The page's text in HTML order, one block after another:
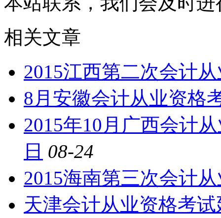
相关文章
2015江西第二次会计
8月安徽会计从业资格
2015年10月广西会计
日 08-24
2015海南第三次会计
天津会计从业资格考